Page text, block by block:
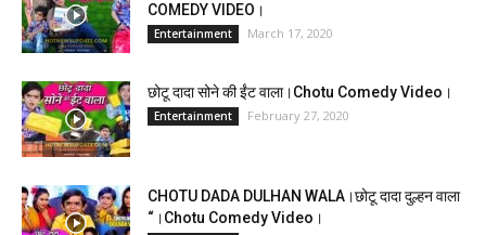
COMEDY VIDEO।
Entertainment March 17, 2020
छोटू दादा सोने की ईंट वाला।Chotu Comedy Video।
Entertainment February 27, 2020
CHOTU DADA DULHAN WALA।छोटू दादा दुल्हन वाला
“।Chotu Comedy Video।